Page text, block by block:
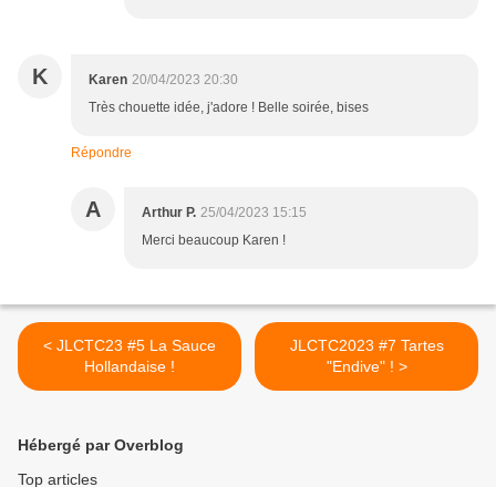
K Karen 20/04/2023 20:30
Très chouette idée, j'adore ! Belle soirée, bises
Répondre
A Arthur P. 25/04/2023 15:15
Merci beaucoup Karen !
< JLCTC23 #5 La Sauce
Hollandaise !
JLCTC2023 #7 Tartes
"Endive" ! >
Hébergé par Overblog
Top articles